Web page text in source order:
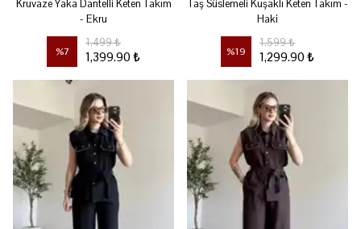
Kruvaze Yaka Dantelli Keten Takım
- Ekru
%7
1,499 ₺
1,399.90 ₺
Taş Süslemeli Kuşaklı Keten Takım -
Haki
%19
1,599 ₺
1,299.90 ₺